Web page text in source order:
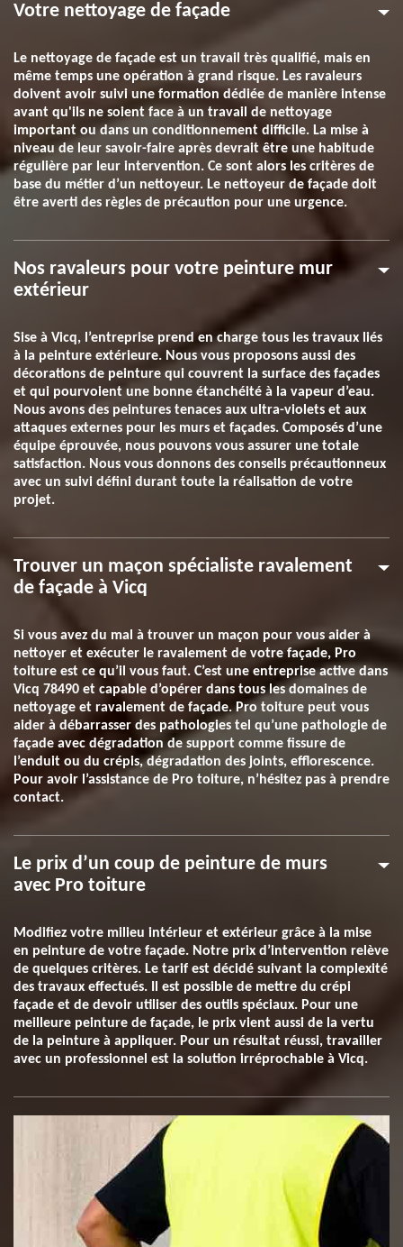
Votre nettoyage de façade
Le nettoyage de façade est un travail très qualifié, mais en
même temps une opération à grand risque. Les ravaleurs
doivent avoir suivi une formation dédiée de manière intense
avant qu'ils ne soient face à un travail de nettoyage
important ou dans un conditionnement difficile. La mise à
niveau de leur savoir-faire après devrait être une habitude
régulière par leur intervention. Ce sont alors les critères de
base du métier d’un nettoyeur. Le nettoyeur de façade doit
être averti des règles de précaution pour une urgence.
Nos ravaleurs pour votre peinture mur
extérieur
Sise à Vicq, l’entreprise prend en charge tous les travaux liés
à la peinture extérieure. Nous vous proposons aussi des
décorations de peinture qui couvrent la surface des façades
et qui pourvoient une bonne étanchéité à la vapeur d’eau.
Nous avons des peintures tenaces aux ultra-violets et aux
attaques externes pour les murs et façades. Composés d’une
équipe éprouvée, nous pouvons vous assurer une totale
satisfaction. Nous vous donnons des conseils précautionneux
avec un suivi défini durant toute la réalisation de votre
projet.
Trouver un maçon spécialiste ravalement
de façade à Vicq
Si vous avez du mal à trouver un maçon pour vous aider à
nettoyer et exécuter le ravalement de votre façade, Pro
toiture est ce qu’il vous faut. C’est une entreprise active dans
Vicq 78490 et capable d’opérer dans tous les domaines de
nettoyage et ravalement de façade. Pro toiture peut vous
aider à débarrasser des pathologies tel qu’une pathologie de
façade avec dégradation de support comme fissure de
l’enduit ou du crépis, dégradation des joints, efflorescence.
Pour avoir l’assistance de Pro toiture, n’hésitez pas à prendre
contact.
Le prix d’un coup de peinture de murs
avec Pro toiture
Modifiez votre milieu intérieur et extérieur grâce à la mise
en peinture de votre façade. Notre prix d’intervention relève
de quelques critères. Le tarif est décidé suivant la complexité
des travaux effectués. Il est possible de mettre du crépi
façade et de devoir utiliser des outils spéciaux. Pour une
meilleure peinture de façade, le prix vient aussi de la vertu
de la peinture à appliquer. Pour un résultat réussi, travailler
avec un professionnel est la solution irréprochable à Vicq.